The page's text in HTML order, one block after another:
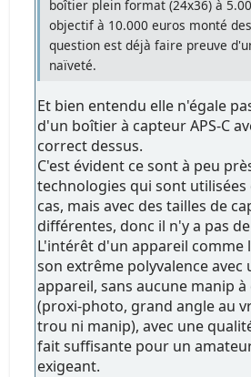
boîtier plein format (24x36) à
objectif à 10.000 euros monté
question est déjà faire preuve
naïveté.
Et bien entendu elle n'égale
d'un boîtier à capteur APS-C
correct dessus.
C'est évident ce sont à peu
technologies qui sont utilisées
cas, mais avec des tailles de
différentes, donc il n'y a pas
L'intérêt d'un appareil comme
son extrême polyvalence avec
appareil, sans aucune manip
(proxi-photo, grand angle au
trou ni manip), avec une
fait suffisante pour un
exigeant.